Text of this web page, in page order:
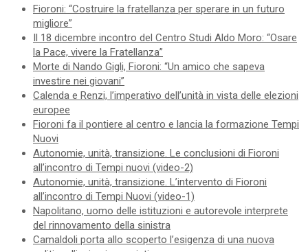
Fioroni: “Costruire la fratellanza per sperare in un futuro
migliore”
Il 18 dicembre incontro del Centro Studi Aldo Moro: “Osare
la Pace, vivere la Fratellanza”
Morte di Nando Gigli, Fioroni: “Un amico che sapeva
investire nei giovani”
Calenda e Renzi, l’imperativo dell’unità in vista delle elezioni
europee
Fioroni fa il pontiere al centro e lancia la formazione Tempi
Nuovi
Autonomie, unità, transizione. Le conclusioni di Fioroni
all’incontro di Tempi nuovi (video-2)
Autonomie, unità, transizione. L’intervento di Fioroni
all’incontro di Tempi Nuovi (video-1)
Napolitano, uomo delle istituzioni e autorevole interprete
del rinnovamento della sinistra
Camaldoli porta allo scoperto l’esigenza di una nuova